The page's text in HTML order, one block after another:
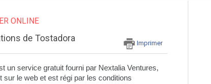
ONLINE
de Tostadora Imprimer
un service gratuit fourni par Nextalia Ventures,
le web et est régi par les conditions